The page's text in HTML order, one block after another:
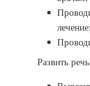
лечение;
Развить